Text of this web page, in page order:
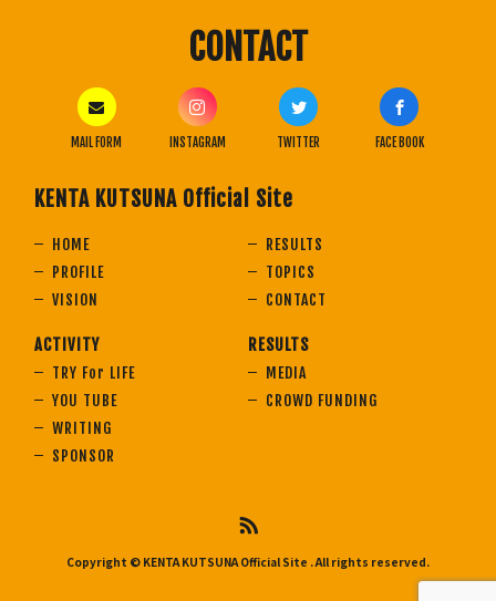
CONTACT
MAIL FORM INSTAGRAM TWITTER FACE BOOK
KENTA KUTSUNA Official Site
HOME
PROFILE
VISION
RESULTS
TOPICS
CONTACT
ACTIVITY
TRY For LIFE
YOU TUBE
WRITING
SPONSOR
RESULTS
MEDIA
CROWD FUNDING
Copyright © KENTA KUTSUNA Official Site . All rights reserved.